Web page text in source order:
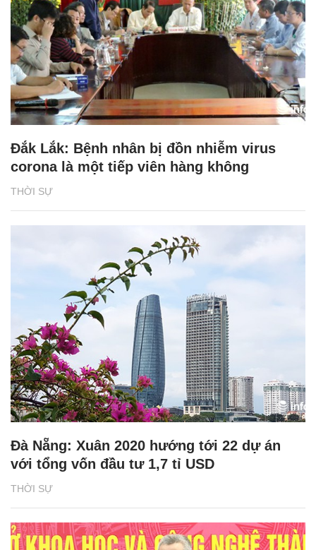
THỜI SỰ
Đắk Lắk: Bệnh nhân bị đồn nhiễm virus
corona là một tiếp viên hàng không
THỜI SỰ
Đà Nẵng: Xuân 2020 hướng tới 22 dự án
với tổng vốn đầu tư 1,7 tỉ USD